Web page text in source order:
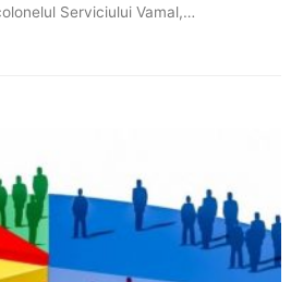
Serviciului Vamal,…